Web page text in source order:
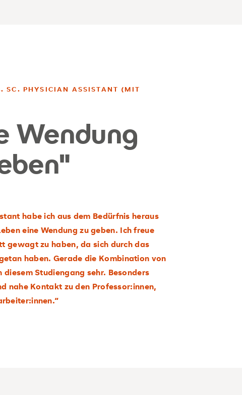
PHYSICIAN ASSISTANT (MIT V
Wendung
habe ich aus dem Bedürfnis heraus
eine Wendung zu geben. Ich freue
gewagt zu haben, da sich durch das
haben. Gerade die Kombination von
Studiengang sehr. Besonders
nahe Kontakt zu den Professor:innen,